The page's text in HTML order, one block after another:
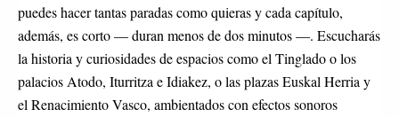
puedes hacer tantas paradas como quieras y cada capítulo,
además, es corto — duran menos de dos minutos —. Escucharás
la historia y curiosidades de espacios como el Tinglado o los
palacios Atodo, Iturritza e Idiakez, o las plazas Euskal Herria y
el Renacimiento Vasco, ambientados con efectos sonoros